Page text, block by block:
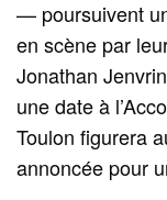
— poursuivent
en scène par
Jonathan
une date à
Toulon figurera
annoncée pour